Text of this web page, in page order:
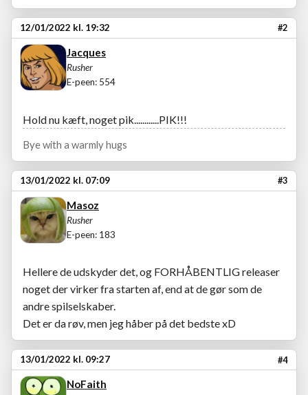
12/01/2022 kl. 19:32 #2
Jacques
Rusher
E-peen: 554
Hold nu kæft, noget pik............PIK!!!
Bye with a warmly hugs
13/01/2022 kl. 07:09 #3
Masoz
Rusher
E-peen: 183
Hellere de udskyder det, og FORHÅBENTLIG releaser
noget der virker fra starten af, end at de gør som de
andre spilselskaber.
Det er da røv, men jeg håber på det bedste xD
13/01/2022 kl. 09:27 #4
NoFaith